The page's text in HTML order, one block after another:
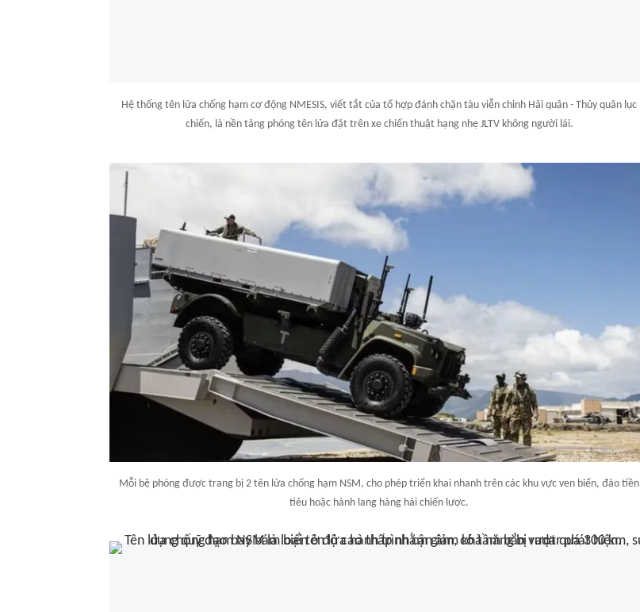
Hệ thống tên lửa chống hạm cơ động NMESIS, viết tắt của tổ hợp đánh chặn tàu viễn chinh Hải quân - Thủy quân lục
chiến, là nền tảng phóng tên lửa đặt trên xe chiến thuật hạng nhẹ JLTV không người lái.
Mỗi bệ phóng được trang bị 2 tên lửa chống hạm NSM, cho phép triển khai nhanh trên các khu vực ven biển, đảo tiền
tiêu hoặc hành lang hàng hải chiến lược.